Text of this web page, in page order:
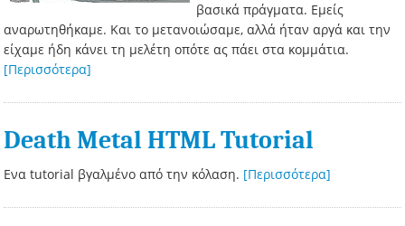
βασικά πράγματα. Εμείς
αναρωτηθήκαμε. Και το μετανοιώσαμε, αλλά ήταν αργά και την
είχαμε ήδη κάνει τη μελέτη οπότε ας πάει στα κομμάτια.
[Περισσότερα]
Death Metal HTML Tutorial
Ενα tutorial βγαλμένο από την κόλαση. [Περισσότερα]